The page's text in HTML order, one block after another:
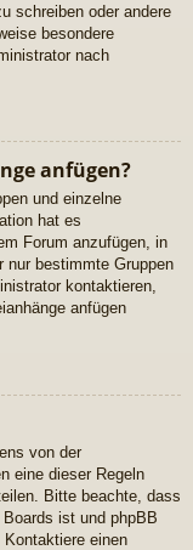
schreiben oder andere
besondere
nach
anfügen?
und einzelne
hat es
Forum anzufügen, in
nur bestimmte Gruppen
kontaktieren,
anfügen
von der
eine dieser Regeln
Bitte beachte, dass
ist und phpBB
Kontaktiere einen